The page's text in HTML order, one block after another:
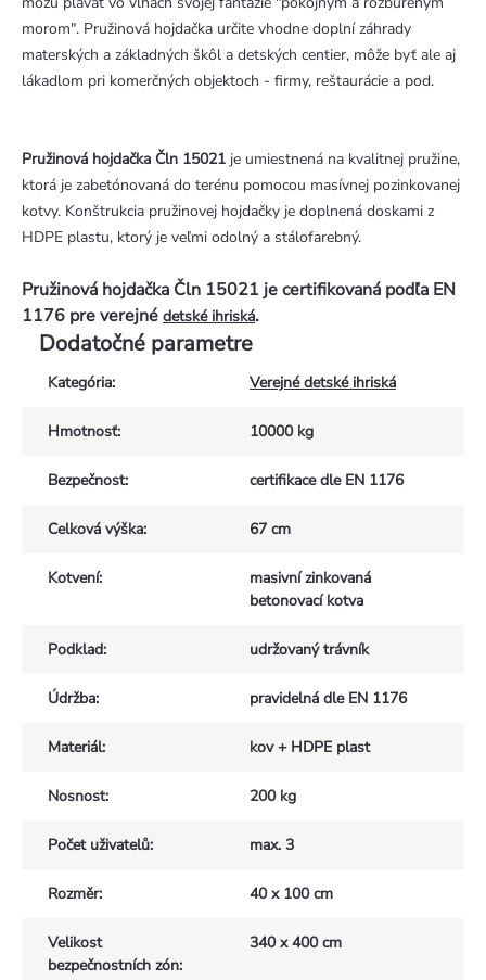
morom". Pružinová hojdačka určite vhodne doplní záhrady
materských a základných škôl a detských centier, môže byť ale aj
lákadlom pri komerčných objektoch - firmy, reštaurácie a pod.
Pružinová hojdačka Čln 15021 je umiestnená na kvalitnej pružine,
ktorá je zabetónovaná do terénu pomocou masívnej pozinkovanej
kotvy. Konštrukcia pružinovej hojdačky je doplnená doskami z
HDPE plastu, ktorý je veľmi odolný a stálofarebný.
Pružinová hojdačka Čln 15021 je certifikovaná podľa EN
1176 pre verejné detské ihriská.
Dodatočné parametre
Kategória: Verejné detské ihriská
Hmotnosť: 10000 kg
Bezpečnost: certifikace dle EN 1176
Celková výška: 67 cm
Kotvení:
masivní zinkovaná
betonovací kotva
Podklad: udržovaný trávník
Údržba: pravidelná dle EN 1176
Materiál: kov + HDPE plast
Nosnost: 200 kg
Počet uživatelů: max. 3
Rozměr: 40 x 100 cm
Velikost
bezpečnostních zón:
340 x 400 cm